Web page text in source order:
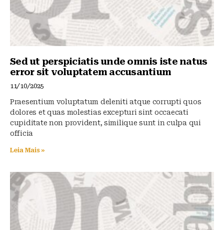
Sed ut perspiciatis unde omnis iste natus
error sit voluptatem accusantium
11/10/2025
Praesentium voluptatum deleniti atque corrupti quos
dolores et quas molestias excepturi sint occaecati
cupiditate non provident, similique sunt in culpa qui
officia
Leia Mais »